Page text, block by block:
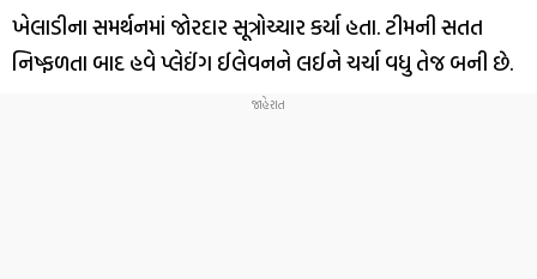
ખેલાડીના સમર્થનમાં જોરદાર સૂત્રોચ્ચાર કર્યા હતા. ટીમની સતત
નિષ્ફળતા બાદ હવે પ્લેઈંગ ઈલેવનને લઈને ચર્ચા વધુ તેજ બની છે.